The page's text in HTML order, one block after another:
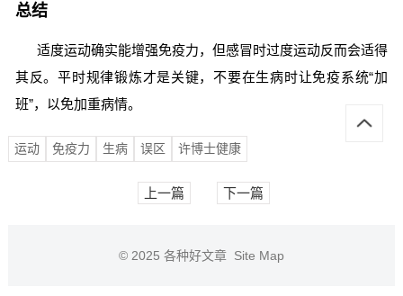
总结
适度运动确实能增强免疫力，但感冒时过度运动反而会适得
其反。平时规律锻炼才是关键，不要在生病时让免疫系统“加
班”，以免加重病情。
运动 免疫力 生病 误区 许博士健康
上一篇 下一篇
© 2025 各种好文章 Site Map